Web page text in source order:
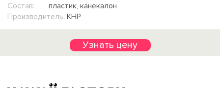
Состав:
пластик, канекалон
Производитель: КНР
Узнать цену